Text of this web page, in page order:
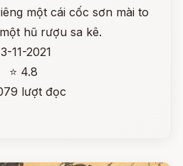
một cái cốc sơn mài to
hũ rượu sa kê.
11-2021
⭐ 4.8
lượt đọc